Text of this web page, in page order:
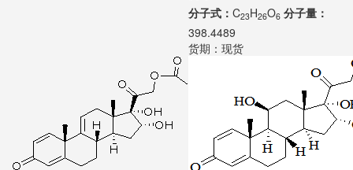
分子式： C23H26O6 分子量：
398.4489
货期： 现货